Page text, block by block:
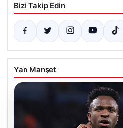
Bizi Takip Edin
Yan Manşet